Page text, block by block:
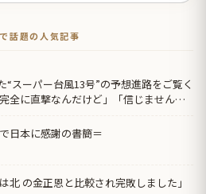
話題の人気記事
“スーパー台風13号”の予想進路をご覧く
全に直撃なんだけど」「信じませんｗ
日本に感謝の書簡＝
北 の金正恩と比較され完敗しました」